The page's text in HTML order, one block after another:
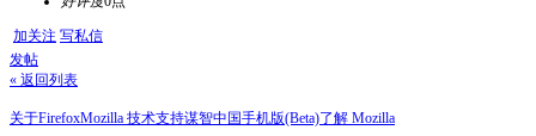
加关注 写私信
发帖
« 返回列表
关于FirefoxMozilla 技术支持谋智中国手机版(Beta)了解 Mozilla